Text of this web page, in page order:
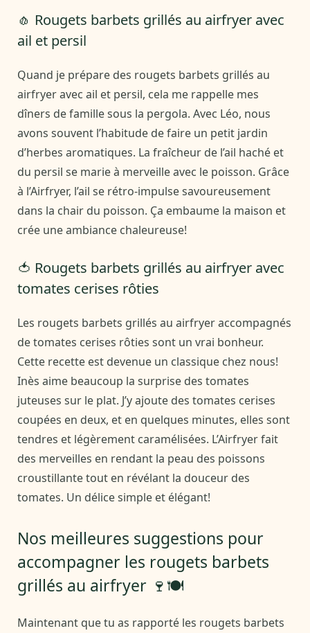
🧄 Rougets barbets grillés au airfryer avec
ail et persil
Quand je prépare des rougets barbets grillés au
airfryer avec ail et persil, cela me rappelle mes
dîners de famille sous la pergola. Avec Léo, nous
avons souvent l’habitude de faire un petit jardin
d’herbes aromatiques. La fraîcheur de l’ail haché et
du persil se marie à merveille avec le poisson. Grâce
à l’Airfryer, l’ail se rétro-impulse savoureusement
dans la chair du poisson. Ça embaume la maison et
crée une ambiance chaleureuse!
🍅 Rougets barbets grillés au airfryer avec
tomates cerises rôties
Les rougets barbets grillés au airfryer accompagnés
de tomates cerises rôties sont un vrai bonheur.
Cette recette est devenue un classique chez nous!
Inès aime beaucoup la surprise des tomates
juteuses sur le plat. J’y ajoute des tomates cerises
coupées en deux, et en quelques minutes, elles sont
tendres et légèrement caramélisées. L’Airfryer fait
des merveilles en rendant la peau des poissons
croustillante tout en révélant la douceur des
tomates. Un délice simple et élégant!
Nos meilleures suggestions pour
accompagner les rougets barbets
grillés au airfryer 🍷🍽️
Maintenant que tu as rapporté les rougets barbets